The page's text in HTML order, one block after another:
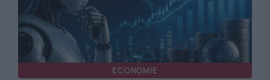
ECONOMIE